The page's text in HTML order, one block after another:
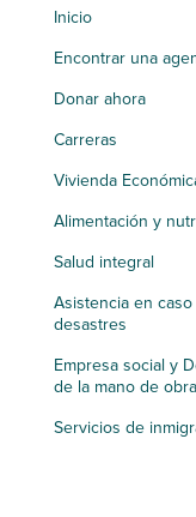
Inicio
Encontrar una
Donar ahora
Carreras
Vivienda
Alimentación y
Salud integral
Asistencia en
desastres
Empresa social y
de la mano de
Servicios de